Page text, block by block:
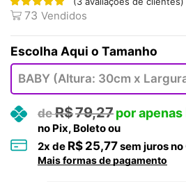
73 Vendidos
Tamanho
R$79,27
no Pix, Boleto ou
2x de R$ 25,77sem juros
Mais formas de pagamento